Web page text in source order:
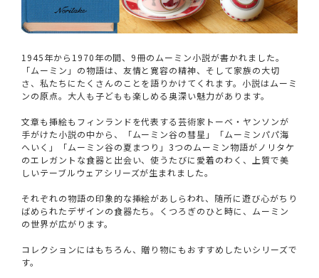
1945年から1970年の間、9冊のムーミン小説が書かれました。
「ムーミン」の物語は、友情と寛容の精神、そして家族の大切
さ、私たちにたくさんのことを語りかけてくれます。小説はムーミ
ンの原点。大人も子どもも楽しめる奥深い魅力があります。
文章も挿絵もフィンランドを代表する芸術家トーベ・ヤンソンが
手がけた小説の中から、「ムーミン谷の彗星」「ムーミンパパ海
へいく」「ムーミン谷の夏まつり」3つのムーミン物語がノリタケ
のエレガントな食器と出会い、使うたびに愛着のわく、上質で美
しいテーブルウェアシリーズが生まれました。
それぞれの物語の印象的な挿絵があしらわれ、随所に遊び心がちり
ばめられたデザインの食器たち。くつろぎのひと時に、ムーミン
の世界が広がります。
コレクションにはもちろん、贈り物にもおすすめしたいシリーズで
す。